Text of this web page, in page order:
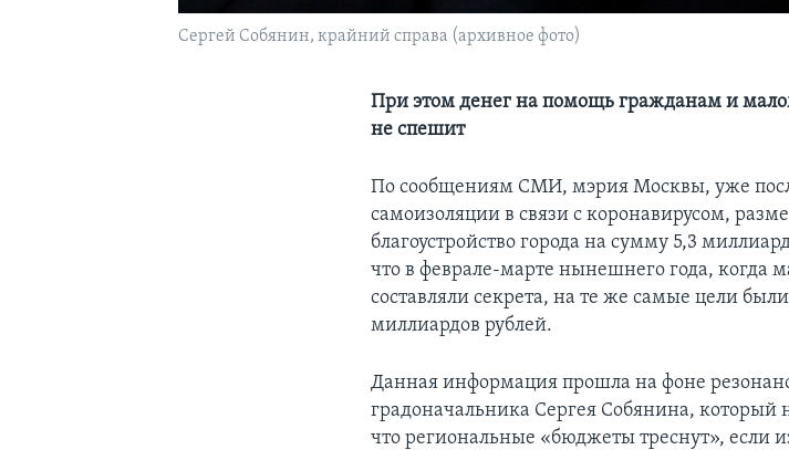
Сергей Собянин, крайний справа (архивное фото)
При этом денег на помощь гражданам и
не спешит
По сообщениям СМИ, мэрия Москвы, уже
самоизоляции в связи с коронавирусом,
благоустройство города на сумму 5,3
что в феврале-марте нынешнего года, когда
составляли секрета, на те же самые цели
миллиардов рублей.
Данная информация прошла на фоне
градоначальника Сергея Собянина, который
что региональные «бюджеты треснут», если